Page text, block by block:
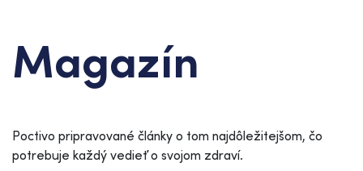
Magazín
Poctivo pripravované články o tom najdôležitejšom, čo
potrebuje každý vedieť o svojom zdraví.